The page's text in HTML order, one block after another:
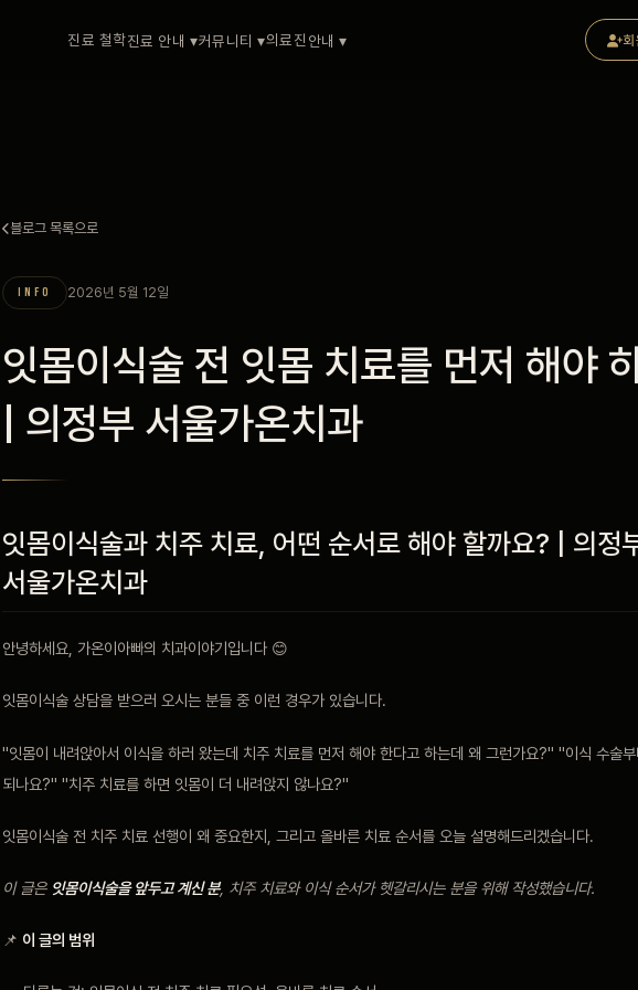
진료 철학진료 안내 ▾커뮤니티 ▾의료진 안내 ▾ 회
블로그 목록으로
INFO 2026년 5월 12일
잇몸이식술 전 잇몸 치료를 먼저 해야
| 의정부 서울가온치과
잇몸이식술과 치주 치료, 어떤 순서로 해야 할까요? | 의정
서울가온치과
안녕하세요, 가온이아빠의 치과이야기입니다 😊
잇몸이식술 상담을 받으러 오시는 분들 중 이런 경우가 있습니다.
"잇몸이 내려앉아서 이식을 하러 왔는데 치주 치료를 먼저 해야 한다고 하는데 왜 그런가요?" "이식 수술
되나요?" "치주 치료를 하면 잇몸이 더 내려앉지 않나요?"
잇몸이식술 전 치주 치료 선행이 왜 중요한지, 그리고 올바른 치료 순서를 오늘 설명해드리겠습니다.
이 글은 잇몸이식술을 앞두고 계신 분, 치주 치료와 이식 순서가 헷갈리시는 분을 위해 작성했습니다.
📌 이 글의 범위